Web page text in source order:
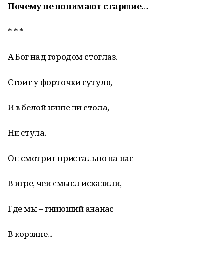
Почему не понимают старшие…
* * *
А Бог над городом стоглаз.
Стоит у форточки сутуло,
И в белой нише ни стола,
Ни стула.
Он смотрит пристально на нас
В игре, чей смысл исказили,
Где мы – гниющий ананас
В корзине...